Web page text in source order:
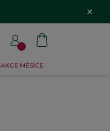
AKCE MĚSÍCE